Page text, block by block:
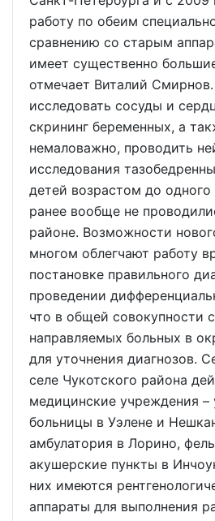
работу по обеим
сравнению со старым
имеет существенно
отмечает Виталий
исследовать сосуды и
скрининг беременных, а
немаловажно, проводить
исследования
детей возрастом до
ранее вообще не
районе. Возможности
многом облегчают работу
постановке правильного
проведении
что в общей совокупности
направляемых больных в
для уточнения диагнозов.
селе Чукотского района
медицинские учреждения –
больницы в Уэлене и
амбулатория в Лорино,
акушерские пункты в
них имеются
аппараты для выполнения